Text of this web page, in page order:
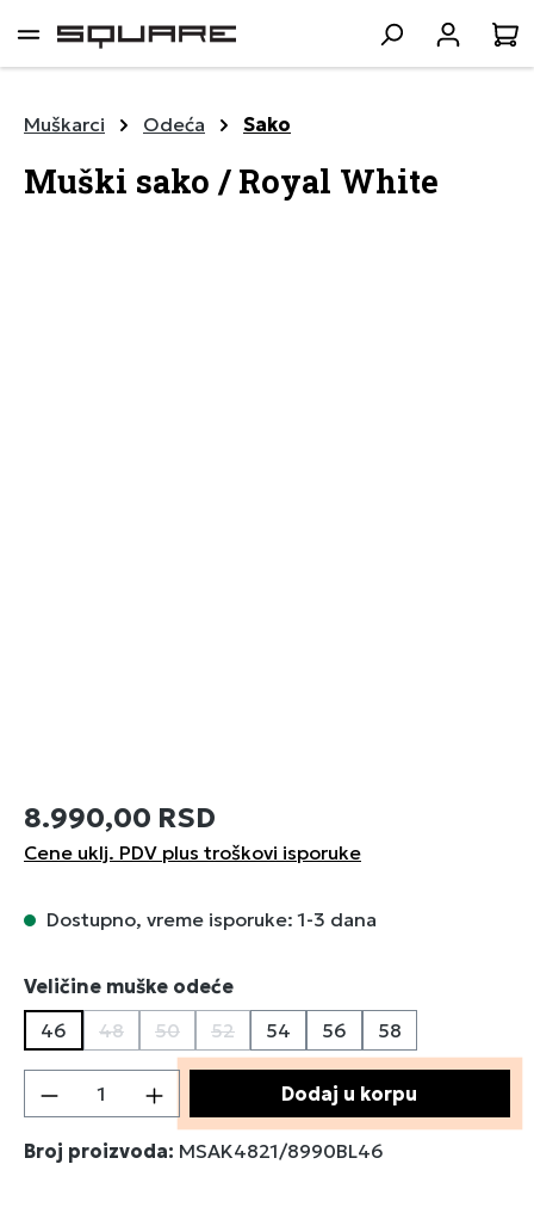
sadržaj
Muškarci Odeća Sako
Muški sako / Royal White
8.990,00 RSD
Cene uklj. PDV plus troškovi isporuke
Dostupno, vreme isporuke: 1-3 dana
Izaberi
Veličine muške odeće
46
48
(Ova opcija trenutno nije dostupna.)
50
(Ova opcija trenutno nije dostupna.)
52
(Ova opcija trenutno nije dostupna.)
54 56 58
Količina proizvoda: Unesite željenu
Dodaj u korpu
Broj proizvoda: MSAK4821/8990BL46